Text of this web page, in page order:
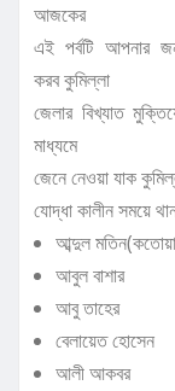
আজকের
এই পর্বটি আপনার
করব কুমিল্লা
জেলার বিখ্যাত
মাধ্যমে
জেনে নেওয়া যাক
যোদ্ধা কালীন সময়ে
আব্দুল
আবুল বাশার
আবু তাহের
বেলায়েত হোসেন
আলী আকবর